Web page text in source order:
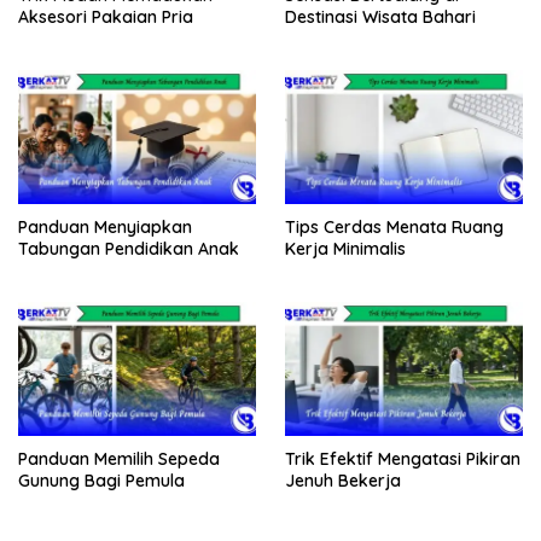
Aksesori Pakaian Pria
Destinasi Wisata Bahari
Panduan Menyiapkan
Tabungan Pendidikan Anak
Tips Cerdas Menata Ruang
Kerja Minimalis
Panduan Memilih Sepeda
Gunung Bagi Pemula
Trik Efektif Mengatasi Pikiran
Jenuh Bekerja